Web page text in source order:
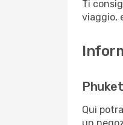
Ti
viaggio,
Phuket
Qui